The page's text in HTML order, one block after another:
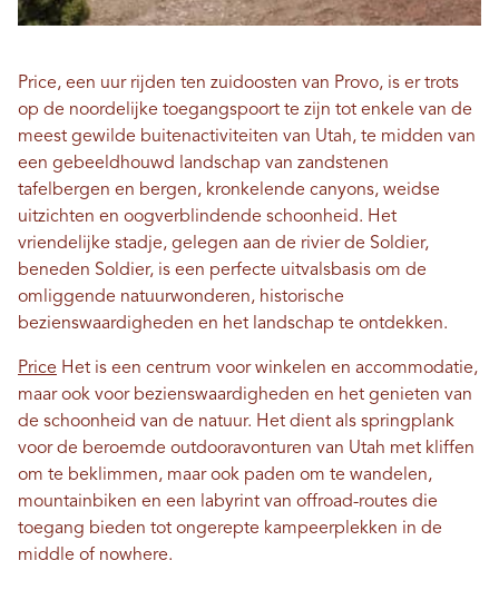
Price, een uur rijden ten zuidoosten van Provo, is er trots
op de noordelijke toegangspoort te zijn tot enkele van de
meest gewilde buitenactiviteiten van Utah, te midden van
een gebeeldhouwd landschap van zandstenen
tafelbergen en bergen, kronkelende canyons, weidse
uitzichten en oogverblindende schoonheid. Het
vriendelijke stadje, gelegen aan de rivier de Soldier,
beneden Soldier, is een perfecte uitvalsbasis om de
omliggende natuurwonderen, historische
bezienswaardigheden en het landschap te ontdekken.
Price Het is een centrum voor winkelen en accommodatie,
maar ook voor bezienswaardigheden en het genieten van
de schoonheid van de natuur. Het dient als springplank
voor de beroemde outdooravonturen van Utah met kliffen
om te beklimmen, maar ook paden om te wandelen,
mountainbiken en een labyrint van offroad-routes die
toegang bieden tot ongerepte kampeerplekken in de
middle of nowhere.